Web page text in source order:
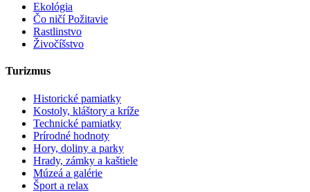
Ekológia
Čo ničí Požitavie
Rastlinstvo
Živočíšstvo
Turizmus
Historické pamiatky
Kostoly, kláštory a kríže
Technické pamiatky
Prírodné hodnoty
Hory, doliny a parky
Hrady, zámky a kaštiele
Múzeá a galérie
Šport a relax